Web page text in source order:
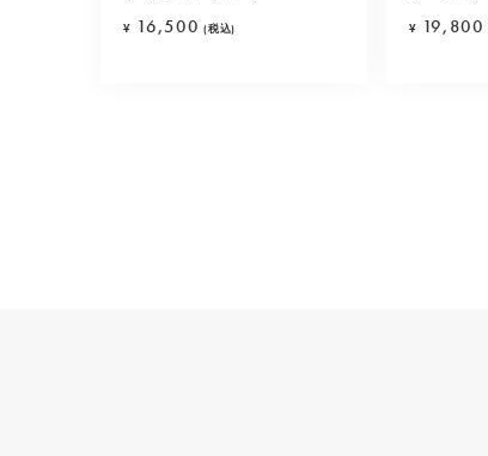
¥ 16,500 (税込) ¥ 19,800